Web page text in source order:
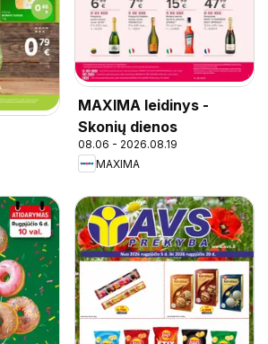
MAXIMA leidinys -
Skonių dienos
08.06 - 2026.08.19
MAXIMA